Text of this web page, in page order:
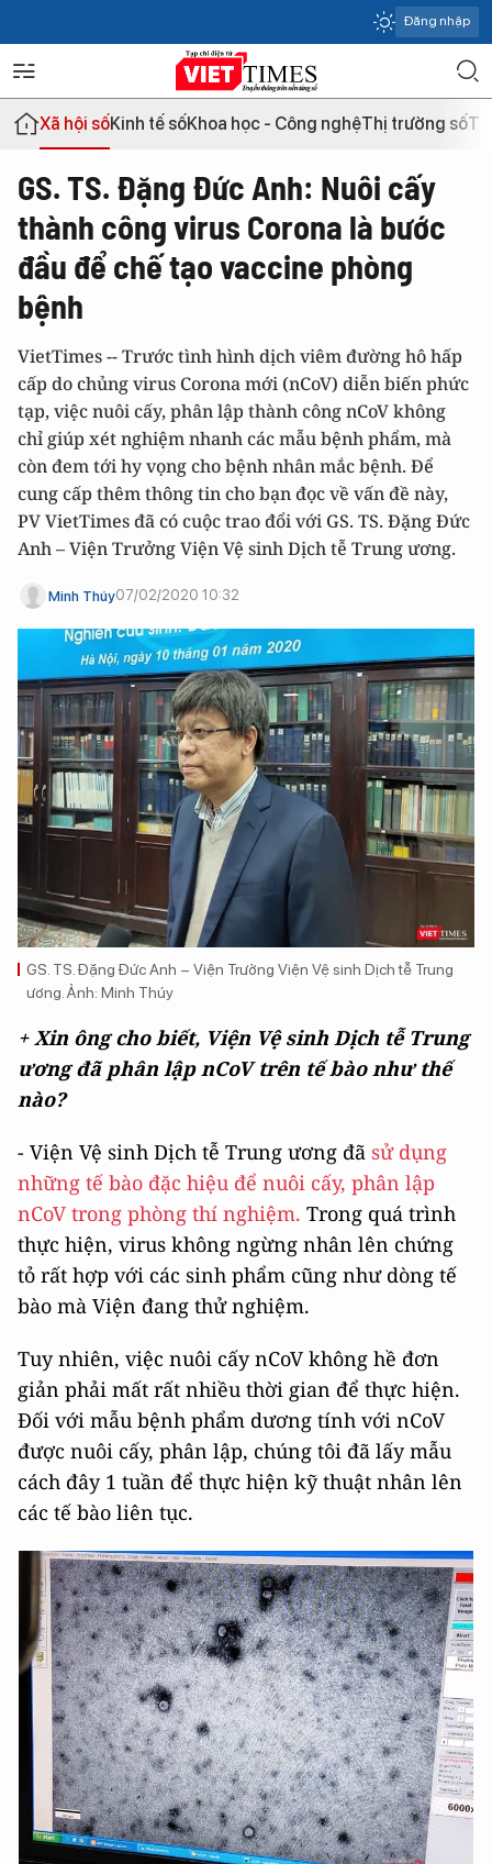
Đăng nhập
Xã hội sốKinh tế sốKhoa học - Công nghệThị trường số
GS. TS. Đặng Đức Anh: Nuôi cấy
thành công virus Corona là bước
đầu để chế tạo vaccine phòng
bệnh
VietTimes -- Trước tình hình dịch viêm đường hô hấp
cấp do chủng virus Corona mới (nCoV) diễn biến phức
tạp, việc nuôi cấy, phân lập thành công nCoV không
chỉ giúp xét nghiệm nhanh các mẫu bệnh phẩm, mà
còn đem tới hy vọng cho bệnh nhân mắc bệnh. Để
cung cấp thêm thông tin cho bạn đọc về vấn đề này,
PV VietTimes đã có cuộc trao đổi với GS. TS. Đặng Đức
Anh – Viện Trưởng Viện Vệ sinh Dịch tễ Trung ương.
Minh Thúy07/02/2020 10:32
GS. TS. Đặng Đức Anh – Viện Trưởng Viện Vệ sinh Dịch tễ Trung
ương. Ảnh: Minh Thúy
+ Xin ông cho biết, Viện Vệ sinh Dịch tễ Trung
ương đã phân lập nCoV trên tế bào như thế
nào?
- Viện Vệ sinh Dịch tễ Trung ương đã sử dụng
những tế bào đặc hiệu để nuôi cấy, phân lập
nCoV trong phòng thí nghiệm. Trong quá trình
thực hiện, virus không ngừng nhân lên chứng
tỏ rất hợp với các sinh phẩm cũng như dòng tế
bào mà Viện đang thử nghiệm.
Tuy nhiên, việc nuôi cấy nCoV không hề đơn
giản phải mất rất nhiều thời gian để thực hiện.
Đối với mẫu bệnh phẩm dương tính với nCoV
được nuôi cấy, phân lập, chúng tôi đã lấy mẫu
cách đây 1 tuần để thực hiện kỹ thuật nhân lên
các tế bào liên tục.